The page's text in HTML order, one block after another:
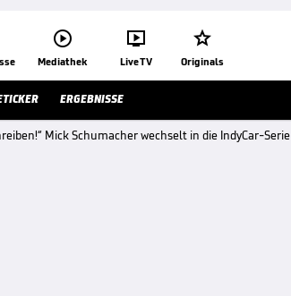

Mediathek

Live TV

Originals
ERGEBNISSE
Mick Schumacher wechselt in die IndyCar-Serie